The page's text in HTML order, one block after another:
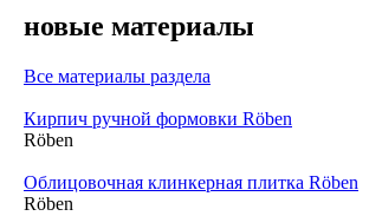
новые материалы
Все материалы раздела
Кирпич ручной формовки Röben
Röben
Облицовочная клинкерная плитка Röben
Röben